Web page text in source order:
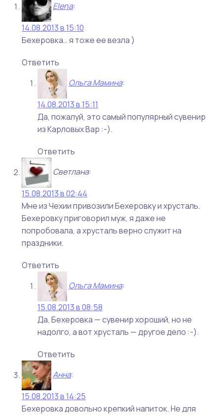
Elena:
14.08.2013 в 15:10
Бехеровка… я тоже ее везла )
Ответить
Ольга Мамина:
14.08.2013 в 15:11
Да, пожалуй, это самый популярный сувенир
из Карловых Вар :-).
Ответить
Светлана:
15.08.2013 в 02:44
Мне из Чехии привозили Бехеровку и хрусталь.
Бехеровку приговорил муж, я даже не
попробовала, а хрусталь верно служит на
праздники.
Ответить
Ольга Мамина:
15.08.2013 в 08:58
Да, Бехеровка — сувенир хороший, но не
надолго, а вот хрусталь — другое дело :-).
Ответить
Анна:
15.08.2013 в 14:25
Бехеровка довольно крепкий напиток. Не для